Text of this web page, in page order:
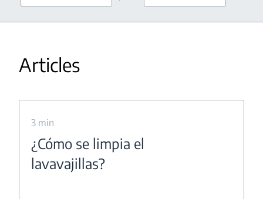
Articles
3 min
¿Cómo se limpia el
lavavajillas?